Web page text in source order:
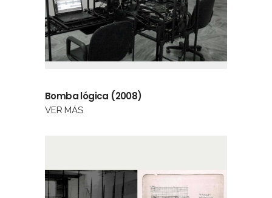
Bomba lógica (2008)
VER MÁS